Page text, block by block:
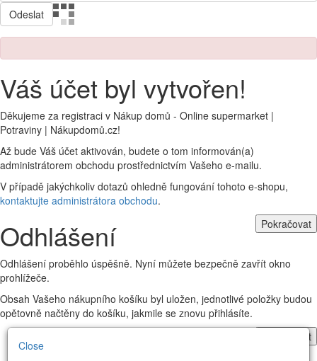
Odeslat
Váš účet byl vytvořen!
Děkujeme za registraci v Nákup domů - Online supermarket |
Potraviny | Nákupdomů.cz!
Až bude Váš účet aktivován, budete o tom informován(a)
administrátorem obchodu prostřednictvím Vašeho e-mailu.
V případě jakýchkoliv dotazů ohledně fungování tohoto e-shopu,
kontaktujte administrátora obchodu.
Pokračovat
Odhlášení
Odhlášení proběhlo úspěšně. Nyní můžete bezpečně zavřít okno
prohlížeče.
Obsah Vašeho nákupního košíku byl uložen, jednotlivé položky budou
opětovně načtěny do košíku, jakmile se znovu přihlásíte.
Pokračovat
Close